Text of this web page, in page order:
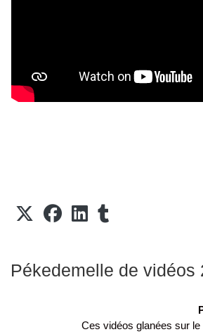
Pékedemelle de vidéos
Ces vidéos glanées sur